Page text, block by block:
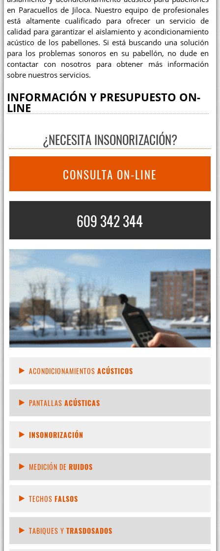
en Paracuellos de Jiloca. Nuestro equipo de profesionales
está altamente cualificado para ofrecer un servicio de
calidad para garantizar el aislamiento y acondicionamiento
acústico de los pabellones. Si está buscando una solución
para los problemas sonoros en su pabellón, no dude en
contactar con nosotros para obtener más información
sobre nuestros servicios.
INFORMACIÓN Y PRESUPUESTO ON-
LINE
¿NECESITA INSONORIZACIÓN?
CONSULTA ON-LINE
609 342 344
ACONDICIONAMIENTOS ACÚSTICOS
PANTALLAS ACÚSTICAS
INSONORIZACIÓN
MEDICIÓN DE RUIDOS
TECHOS FALSOS
TABIQUES Y TRASDOSADOS